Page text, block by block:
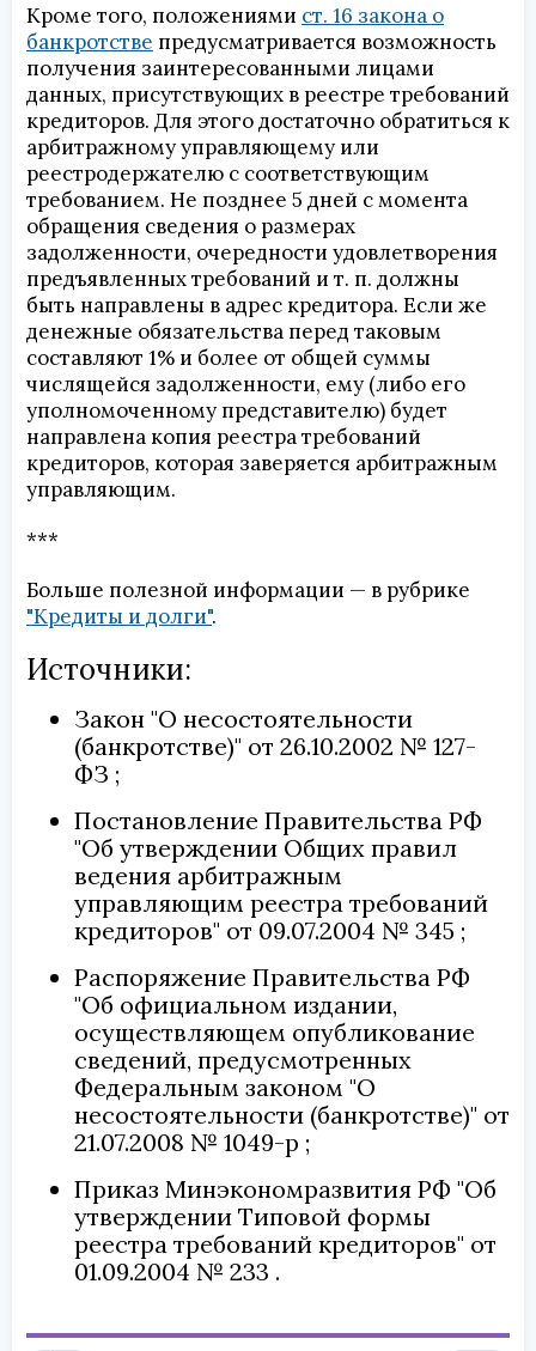
Кроме того, положениями ст. 16 закона о
банкротстве предусматривается возможность
получения заинтересованными лицами
данных, присутствующих в реестре требований
кредиторов. Для этого достаточно обратиться к
арбитражному управляющему или
реестродержателю с соответствующим
требованием. Не позднее 5 дней с момента
обращения сведения о размерах
задолженности, очередности удовлетворения
предъявленных требований и т. п. должны
быть направлены в адрес кредитора. Если же
денежные обязательства перед таковым
составляют 1% и более от общей суммы
числящейся задолженности, ему (либо его
уполномоченному представителю) будет
направлена копия реестра требований
кредиторов, которая заверяется арбитражным
управляющим.
***
Больше полезной информации — в рубрике
"Кредиты и долги".
Источники:
Закон "О несостоятельности
(банкротстве)" от 26.10.2002 № 127-
ФЗ
Постановление Правительства РФ
"Об утверждении Общих правил
ведения арбитражным
управляющим реестра требований
кредиторов" от 09.07.2004 № 345
Распоряжение Правительства РФ
"Об официальном издании,
осуществляющем опубликование
сведений, предусмотренных
Федеральным законом "О
несостоятельности (банкротстве)" от
21.07.2008 № 1049-р
Приказ Минэкономразвития РФ "Об
утверждении Типовой формы
реестра требований кредиторов" от
01.09.2004 № 233